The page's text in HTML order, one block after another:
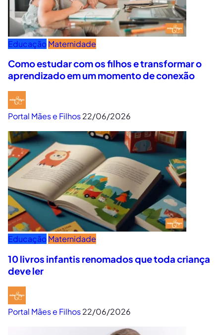
EducaçãoMaternidade
Como estudar com os filhos e transformar o
aprendizado em um momento de conexão
Portal Mães e Filhos22/06/2026
EducaçãoMaternidade
10 livros infantis renomados que toda criança
deve ler
Portal Mães e Filhos22/06/2026